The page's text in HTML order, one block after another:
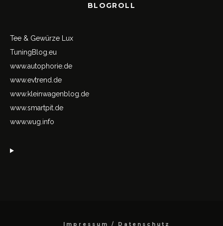
BLOGROLL
Tee & Gewürze Lux
TuningBlog.eu
www.autophorie.de
www.evtrend.de
www.kleinwagenblog.de
www.smartpit.de
www.wug.info
Impressum / Datenschutz